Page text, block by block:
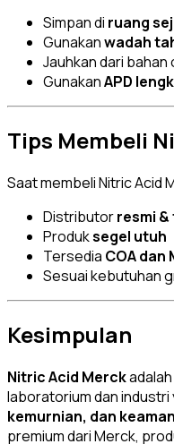
Simpan di ruang
Gunakanwadah
Jauhkan dari
GunakanAPD
Tips Membeli
Saat membeli Nitric Acid
Distributorresmi
Produksegel utuh
Tersedia COA dan
Sesuai kebutuhan
Kesimpulan
Nitric Acid Merck
laboratorium dan
kemurnian, dan
premium dari Merck,